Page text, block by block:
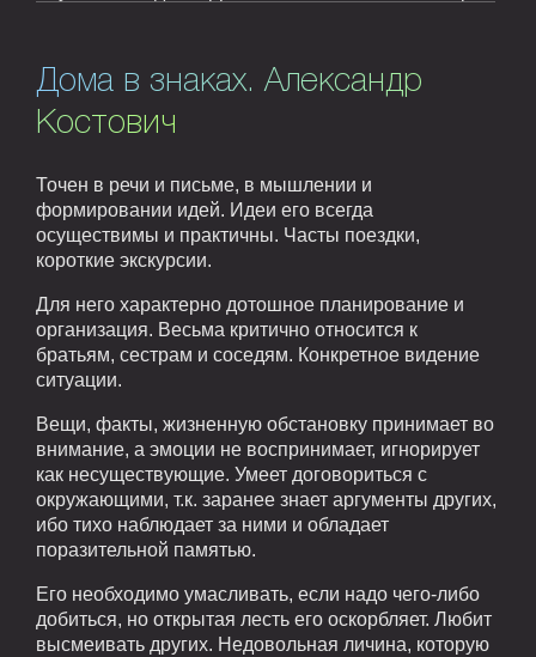
Дома в знаках. Александр
Костович
Точен в речи и письме, в мышлении и
формировании идей. Идеи его всегда
осуществимы и практичны. Часты поездки,
короткие экскурсии.
Для него характерно дотошное планирование и
организация. Весьма критично относится к
братьям, сестрам и соседям. Конкретное видение
ситуации.
Вещи, факты, жизненную обстановку принимает во
внимание, а эмоции не воспринимает, игнорирует
как несуществующие. Умеет договориться с
окружающими, т.к. заранее знает аргументы других,
ибо тихо наблюдает за ними и обладает
поразительной памятью.
Его необходимо умасливать, если надо чего-либо
добиться, но открытая лесть его оскорбляет. Любит
высмеивать других. Недовольная личина, которую